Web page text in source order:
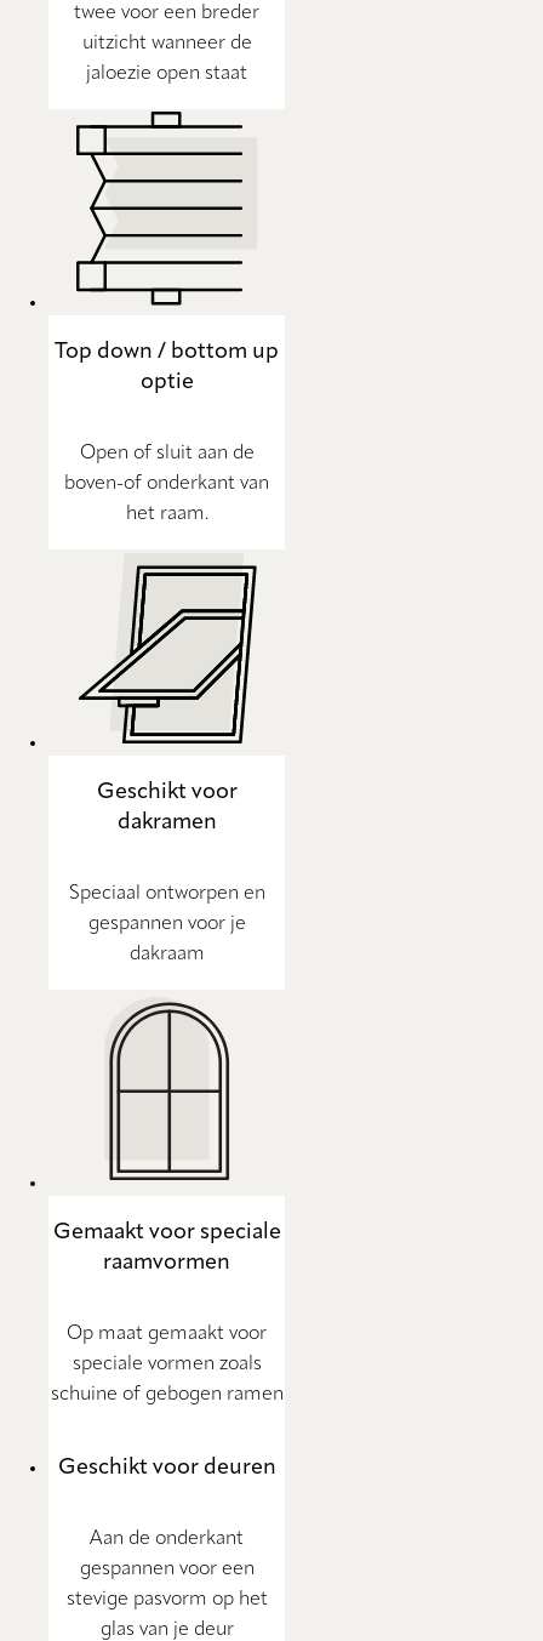
twee voor een breder
uitzicht wanneer de
jaloezie open staat
Top down / bottom up
optie
Open of sluit aan de
boven-of onderkant van
het raam.
Geschikt voor
dakramen
Speciaal ontworpen en
gespannen voor je
dakraam
Gemaakt voor speciale
raamvormen
Op maat gemaakt voor
speciale vormen zoals
schuine of gebogen ramen
Geschikt voor deuren
Aan de onderkant
gespannen voor een
stevige pasvorm op het
glas van je deur